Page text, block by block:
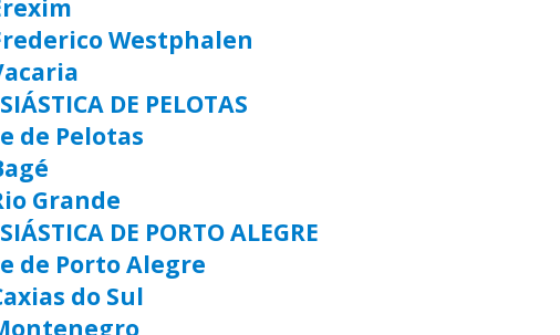
Westphalen
DE PELOTAS
de Pelotas
Grande
DE PORTO ALEGRE
de Porto Alegre
do Sul